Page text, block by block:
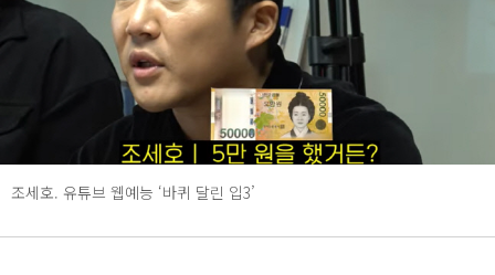
조세호. 유튜브 웹예능 ‘바퀴 달린 입3’